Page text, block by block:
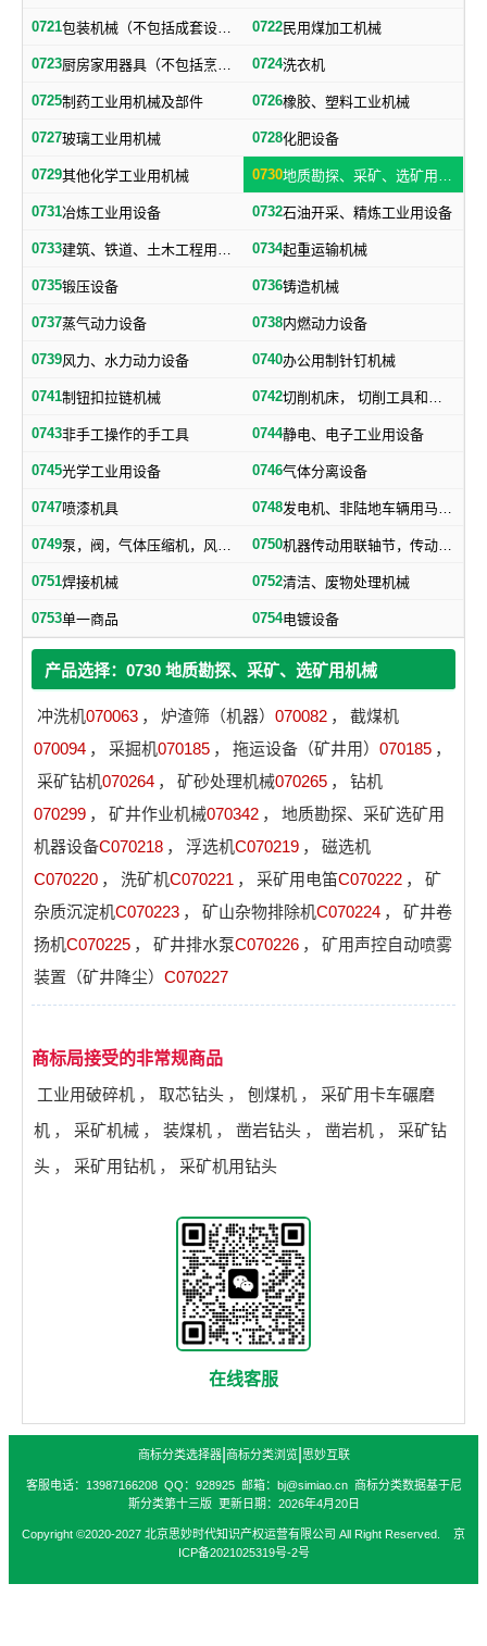
0721 包装机械（不包括成套设备专用包装机械） 0722民用煤加工机械
0723 厨房家用器具（不包括烹调、电气加热设备及厨房手工具） 0724洗衣机
0725制药工业用机械及部件 0726橡胶、塑料工业机械
0727玻璃工业用机械 0728化肥设备
0729其他化学工业用机械 0730 地质勘探、采矿、选矿用机械
0731冶炼工业用设备 0732石油开采、精炼工业用设备
0733 建筑、铁道、土木工程用机械 0734起重运输机械
0735锻压设备 0736铸造机械
0737蒸气动力设备 0738内燃动力设备
0739风力、水力动力设备 0740办公用制针钉机械
0741制钮扣拉链机械 0742 切削机床， 切削工具和其他金属加工机械
0743非手工操作的手工具 0744静电、电子工业用设备
0745光学工业用设备 0746气体分离设备
0747喷漆机具 0748 发电机、非陆地车辆用马达和引擎及其零部件
0749 泵，阀，气体压缩机，风机，，液压元件，气动元件 0750 机器传动用联轴节，传动带及其他机器零部件
0751焊接机械 0752清洁、废物处理机械
0753单一商品 0754电镀设备
产品选择：0730 地质勘探、采矿、选矿用机械
冲洗机070063 ， 炉渣筛（机器） 070082 ，
截煤机
070094 ， 采掘机070185 ， 拖运设备（矿井用） 070185 ，
采矿钻机070264 ， 矿砂处理机械070265 ，
钻机
070299 ， 矿井作业机械070342 ，
地质勘探、采矿选矿用
机器设备C070218 ， 浮选机C070219 ，
磁选机
C070220 ， 洗矿机C070221 ， 采矿用电笛C070222 ，
矿
杂质沉淀机C070223 ， 矿山杂物排除机C070224 ，
矿井卷
扬机C070225 ， 矿井排水泵C070226 ，
矿用声控自动喷雾
装置（矿井降尘） C070227
商标局接受的非常规商品
工业用破碎机 ， 取芯钻头 ， 刨煤机 ，
采矿用卡车碾磨
机 ， 采矿机械 ， 装煤机 ， 凿岩钻头 ， 凿岩机 ，
采矿钻
头 ， 采矿用钻机 ， 采矿机用钻头
在线客服
商标分类选择器| 商标分类浏览| 思妙互联
客服电话：13987166208 QQ：928925 邮箱：bj@simiao.cn 商标分类数据基于尼
斯分类第十三版 更新日期：2026年4月20日
Copyright ©2020-2027 北京思妙时代知识产权运营有限公司 All Right Reserved. 京
ICP备2021025319号-2号